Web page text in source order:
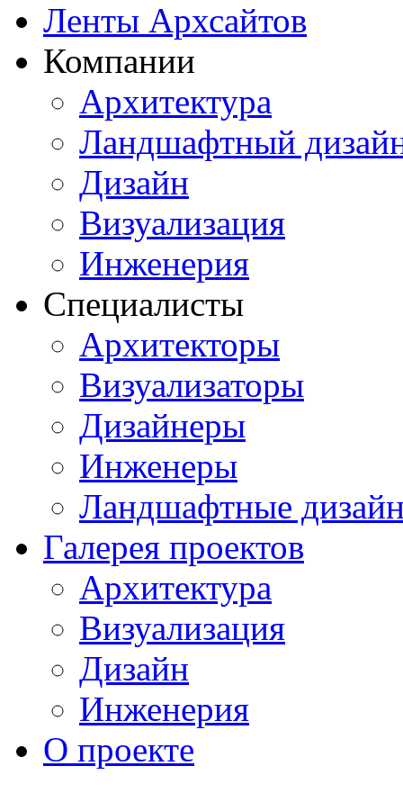
Ленты Архсайтов
Компании
Архитектура
Ландшафтный
Дизайн
Визуализация
Инженерия
Специалисты
Архитекторы
Визуализаторы
Дизайнеры
Инженеры
Ландшафтные
Галерея проектов
Архитектура
Визуализация
Дизайн
Инженерия
О проекте